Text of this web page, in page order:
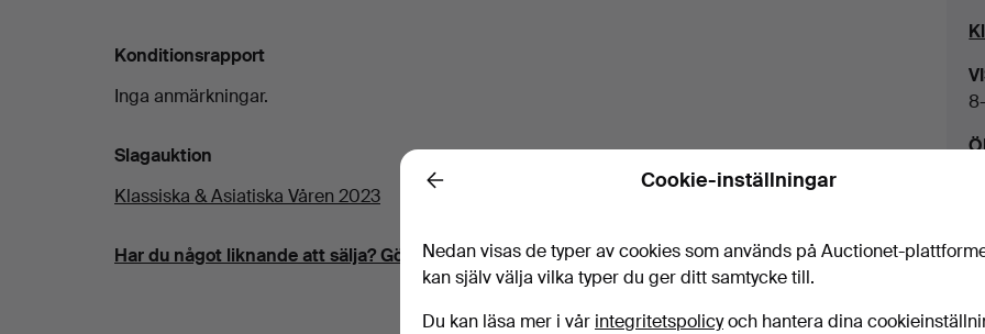
Konditionsrapport
Inga anmärkningar.
Slagauktion
Klassiska & Asiatiska Våren 2023
Har du något liknande att sälja? Gör en kostnadsfri värdering!
Back Cookie-inställningar
Nedan visas de typer av cookies som används på Auctionet-
kan själv välja vilka typer du ger ditt samtycke till.
Du kan läsa mer i vår integritetspolicyoch hantera dina